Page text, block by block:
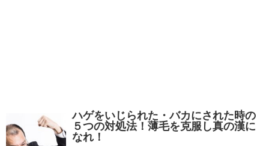
ハゲをいじられた・バカにされた時の
５つの対処法！薄毛を克服し真の漢に
なれ！